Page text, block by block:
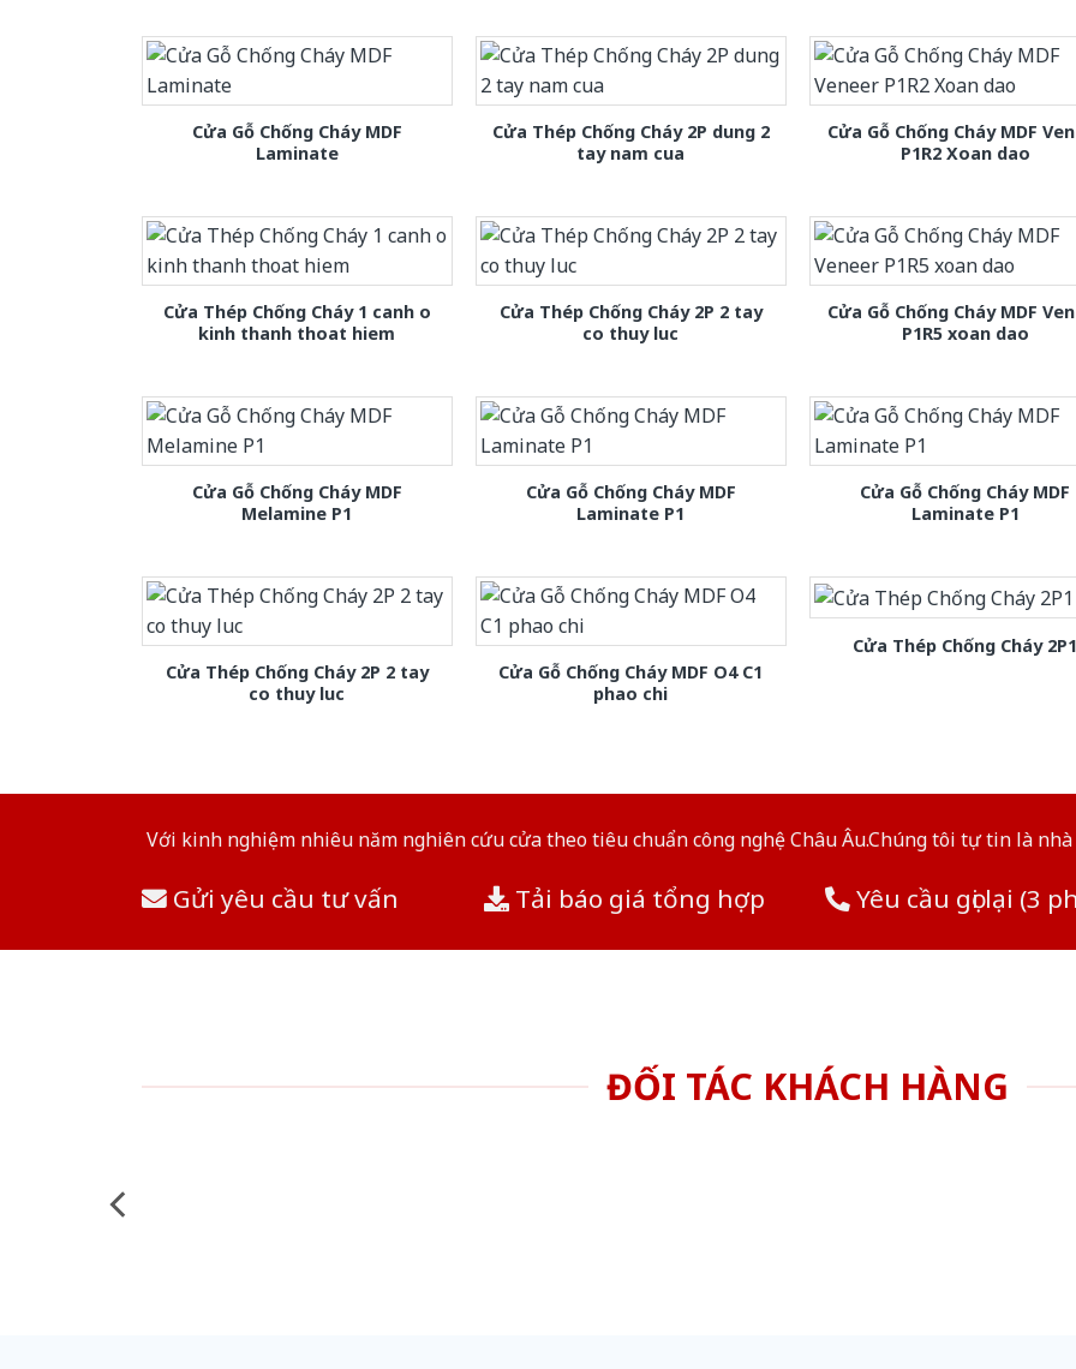
Cửa Gỗ Chống Cháy MDF
Laminate
Cửa Thép Chống Cháy 2P dung 2
tay nam cua
Cửa Gỗ Chống Cháy MDF
P1R2 Xoan dao
Cửa Thép Chống Cháy 1 canh o
kinh thanh thoat hiem
Cửa Thép Chống Cháy 2P 2 tay
co thuy luc
Cửa Gỗ Chống Cháy MDF
P1R5 xoan dao
Cửa Gỗ Chống Cháy MDF
Melamine P1
Cửa Gỗ Chống Cháy MDF
Laminate P1
Cửa Gỗ Chống Cháy MDF
Laminate P1
Cửa Thép Chống Cháy 2P 2 tay
co thuy luc
Cửa Gỗ Chống Cháy MDF O4 C1
phao chi
Cửa Thép Chống Cháy
Với kinh nghiệm nhiêu năm nghiên cứu cửa theo tiêu chuẩn công nghệ Châu Âu.Chúng tôi tự tin là
Gửi yêu cầu tư vấn Tải báo giá tổng hợp Yêu cầu gọi lại (3
ĐỐI TÁC KHÁCH HÀNG